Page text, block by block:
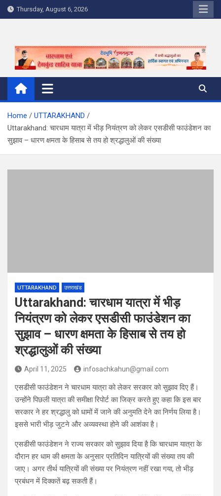
Skip
to
Thursday, August 6, 2026
Home
UTTARAKHAND
Uttarakhand: चारधाम यात्रा में भीड़ नियंत्रण को लेकर एसडीसी फाउंडेशन का
सुझाव – धारण क्षमता के हिसाब से तय हो श्रद्धालुओं की संख्या
UTTARAKHAND उत्तराखंड
Uttarakhand: चारधाम यात्रा में भीड़
नियंत्रण को लेकर एसडीसी फाउंडेशन का
सुझाव – धारण क्षमता के हिसाब से तय हो
श्रद्धालुओं की संख्या
April 11, 2025 infosachkahun@gmail.com
एसडीसी फाउंडेशन ने चारधाम यात्रा को लेकर सरकार को सुझाव दिए हैं।
उन्होंने पिछली यात्रा की समीक्षा रिपोर्ट का जिक्र करते हुए कहा कि इस बार
सरकार ने हर श्रद्धालु को धामों में जाने की अनुमति देने का निर्णय लिया है।
इससे भारी भीड़ जुटने और अव्यवस्था होने की आशंका है।
एसडीसी फाउंडेशन ने राज्य सरकार को सुझाव दिया है कि चारधाम यात्रा के
दौरान हर धाम की क्षमता के अनुसार प्रतिदिन यात्रियों की संख्या तय की
जाए। अगर तीर्थ यात्रियों की संख्या पर नियंत्रण नहीं रखा गया, तो भीड़
प्रबंधन में दिक्कतें बढ़ सकती हैं।